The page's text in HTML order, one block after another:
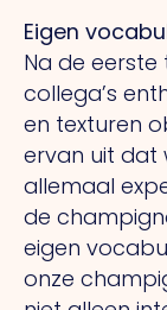
Eigen
Na de eerste
collega’s
en texturen
ervan uit dat
allemaal
de
eigen
onze